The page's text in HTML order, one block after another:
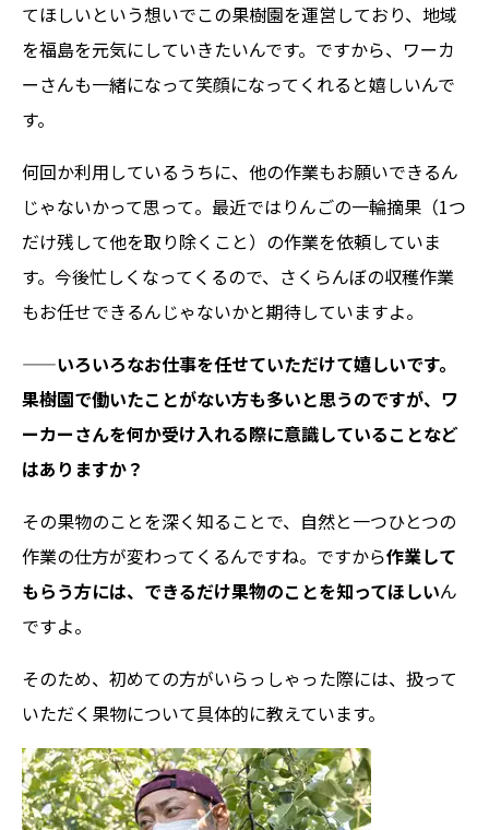
てほしいという想いでこの果樹園を運営しており、地域
を福島を元気にしていきたいんです。ですから、ワーカ
ーさんも一緒になって笑顔になってくれると嬉しいんで
す。
何回か利用しているうちに、他の作業もお願いできるん
じゃないかって思って。最近ではりんごの一輪摘果（1つ
だけ残して他を取り除くこと）の作業を依頼していま
す。今後忙しくなってくるので、さくらんぼの収穫作業
もお任せできるんじゃないかと期待していますよ。
——いろいろなお仕事を任せていただけて嬉しいです。
果樹園で働いたことがない方も多いと思うのですが、ワ
ーカーさんを何か受け入れる際に意識していることなど
はありますか？
その果物のことを深く知ることで、自然と一つひとつの
作業の仕方が変わってくるんですね。ですから作業して
もらう方には、できるだけ果物のことを知ってほしいん
ですよ。
そのため、初めての方がいらっしゃった際には、扱って
いただく果物について具体的に教えています。